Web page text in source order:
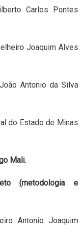
Carlos Pontes
Joaquim Alves
Antonio da Silva
do Estado de Minas
Mali.
(metodologia e
Antonio Joaquim